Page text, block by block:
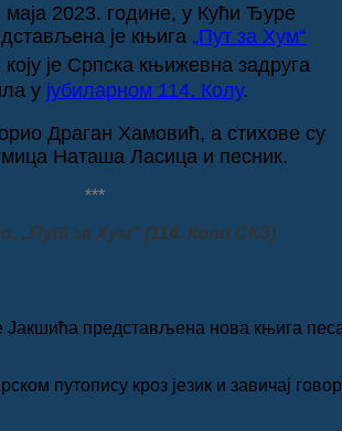
маја 2023. године, у Кући Ђуре
је књига „Пут за Хум“
коју је Српска књижевна задруга
у јубиларном 114. Колу.
Драган Хамовић, а стихове су
Наташа Ласица и песник.
***
„Пут за Хум“ (114. Коло СКЗ)
представљена нова књига
путопису кроз језик и завичај